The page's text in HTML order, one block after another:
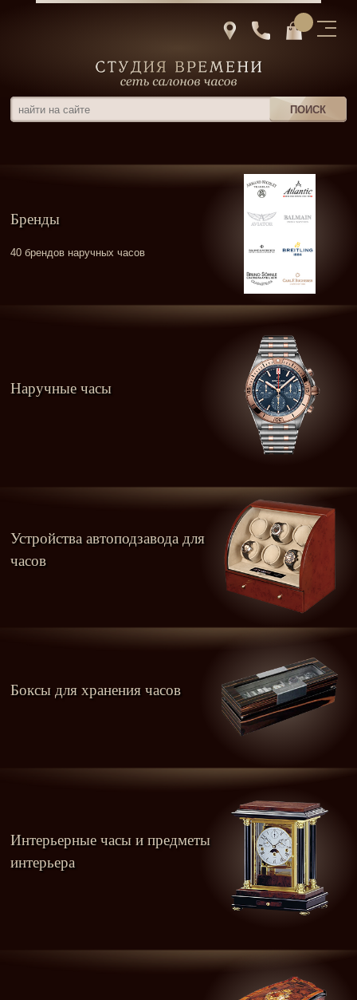
Бренды
40 брендов наручных часов
Наручные часы
Устройства автоподзавода для
часов
Боксы для хранения часов
Интерьерные часы и предметы
интерьера